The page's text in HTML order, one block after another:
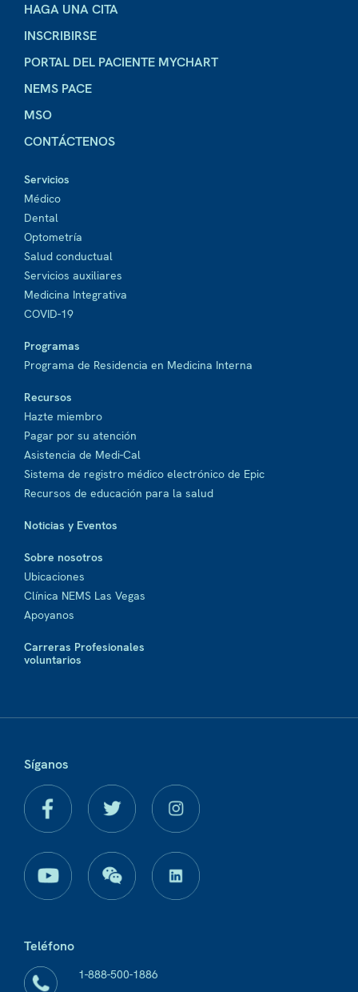
HAGA UNA CITA
INSCRIBIRSE
PORTAL DEL PACIENTE MYCHART
NEMS PACE
MSO
CONTÁCTENOS
Servicios
Médico
Dental
Optometría
Salud conductual
Servicios auxiliares
Medicina Integrativa
COVID-19
Programas
Programa de Residencia en Medicina Interna
Recursos
Hazte miembro
Pagar por su atención
Asistencia de Medi-Cal
Sistema de registro médico electrónico de Epic
Recursos de educación para la salud
Noticias y Eventos
Sobre nosotros
Ubicaciones
Clínica NEMS Las Vegas
Apoyanos
Carreras Profesionales
voluntarios
Síganos
Teléfono
1-888-500-1886